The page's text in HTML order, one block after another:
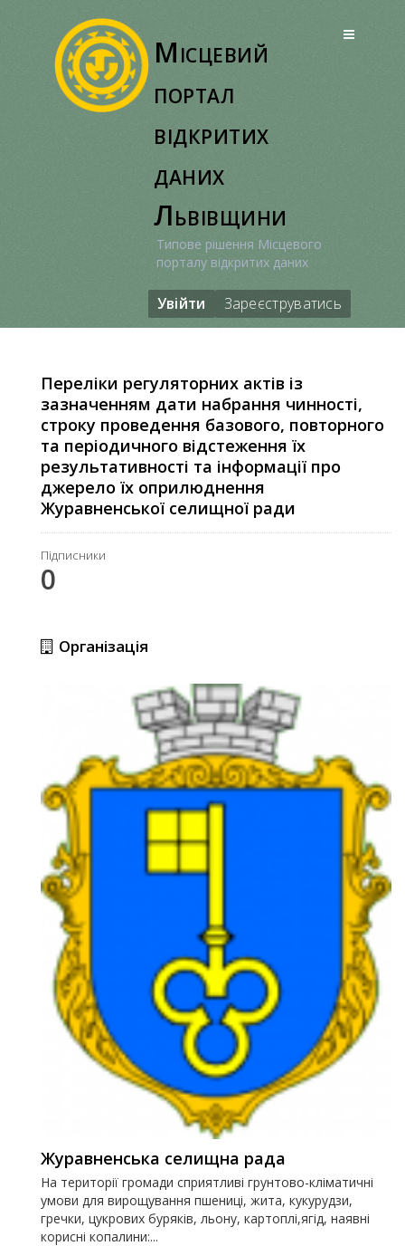
Місцевий
портал
відкритих
даних
Львівщини
Типове рішення Місцевого
порталу відкритих даних
Увійти Зареєструватись
Переліки регуляторних актів із
зазначенням дати набрання чинності,
строку проведення базового, повторного
та періодичного відстеження їх
результативності та інформації про
джерело їх оприлюднення
Журавненської селищної ради
Підписники
0
Організація
Журавненська селищна рада
На території громади сприятливі грунтово-кліматичні
умови для вирощування пшениці, жита, кукурудзи,
гречки, цукрових буряків, льону, картоплі,ягід, наявні
корисні копалини:...